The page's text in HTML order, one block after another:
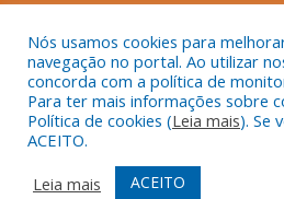
Mapa do Site
Acessar
Acessar o
Nós usamos cookies para
navegação no portal. Ao utilizar
concorda com a política de
Para ter mais informações sobre
Política de cookies (Leia mais). Se
ACEITO.
Leia mais
ACEITO